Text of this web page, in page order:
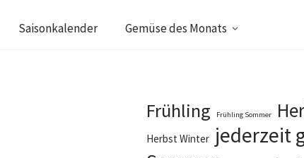
Saisonkalender Gemüse des Monats
Frühling Frühling Sommer
Herbst Winter jederzeit